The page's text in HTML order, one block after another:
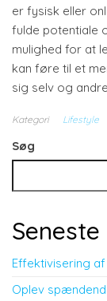
er fysisk eller
fulde potentiale
mulighed for at
kan føre til et
sig selv og
Kategori Lifestyle
Søg
Effektivisering
Oplev